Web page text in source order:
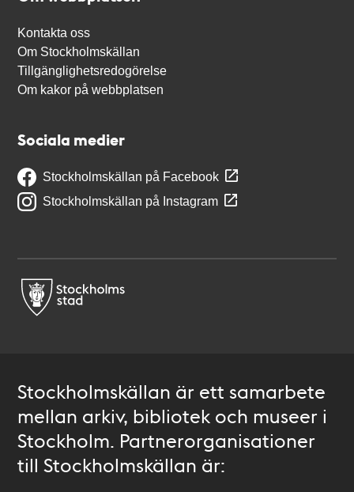
Kontakta oss
Om Stockholmskällan
Tillgänglighetsredogörelse
Om kakor på webbplatsen
Sociala medier
Stockholmskällan på Facebook
Stockholmskällan på Instagram
Stockholmskällan är ett samarbete
mellan arkiv, bibliotek och museer i
Stockholm. Partnerorganisationer
till Stockholmskällan är: